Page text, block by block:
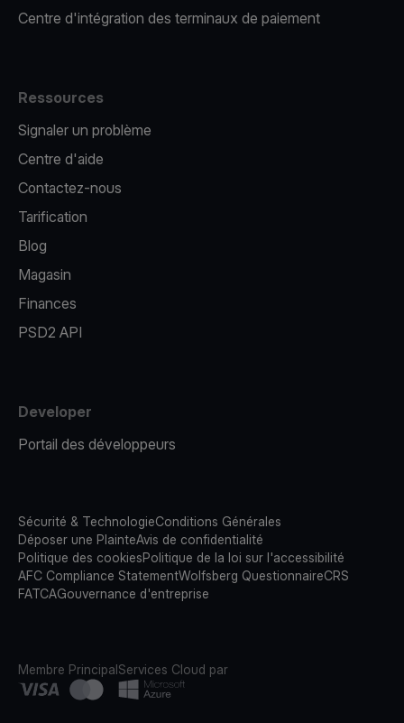
Centre d'intégration des terminaux de paiement
Ressources
Signaler un problème
Centre d'aide
Contactez-nous
Tarification
Blog
Magasin
Finances
PSD2 API
Developer
Portail des développeurs
Sécurité & TechnologieConditions Générales
Déposer une PlainteAvis de confidentialité
Politique des cookiesPolitique de la loi sur l'accessibilité
AFC Compliance StatementWolfsberg QuestionnaireCRS
FATCAGouvernance d'entreprise
Membre PrincipalServices Cloud par